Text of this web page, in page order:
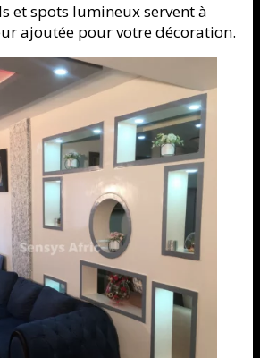
et spots lumineux servent à
ajoutée pour votre décoration.